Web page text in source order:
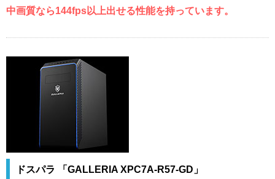
中画質なら144fps以上出せる性能を持っています。
ドスパラ 「GALLERIA XPC7A-R57-GD」